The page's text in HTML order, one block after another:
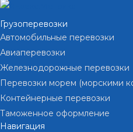
Грузоперевозки
Автомобильные перевозки
Авиаперевозки
Железнодорожные перевозки
Перевозки морем (морскими
Контейнерные перевозки
Таможенное оформление
Навигация